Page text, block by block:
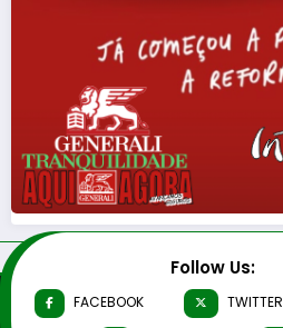
Follow Us:
FACEBOOK TWITTER